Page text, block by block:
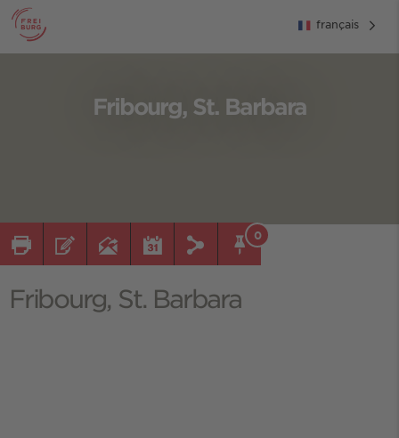
français
Fribourg, St. Barbara
0
Fribourg, St. Barbara